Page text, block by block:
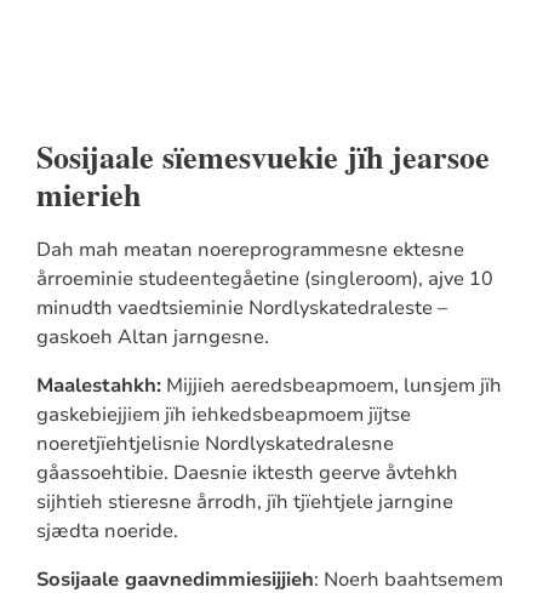
Sosijaale sïemesvuekie jïh jearsoe
mierieh
Dah mah meatan noereprogrammesne ektesne
årroeminie studeentegåetine (singleroom), ajve 10
minudth vaedtsieminie Nordlyskatedraleste –
gaskoeh Altan jarngesne.
Maalestahkh:Mijjieh aeredsbeapmoem, lunsjem jïh
gaskebiejjiem jïh iehkedsbeapmoem jïjtse
noeretjïehtjelisnie Nordlyskatedralesne
gåassoehtibie. Daesnie iktesth geerve åvtehkh
sijhtieh stieresne årrodh, jïh tjïehtjele jarngine
sjædta noeride.
Sosijaale gaavnedimmiesijjieh: Noerh baahtsemem